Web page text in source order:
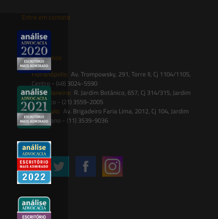
Entre em contato
contato@saesadvogados.com.br
Onde estamos
Florianópolis: Av. Trompowsky, 291, Torre II, Cj 1104/1105,
Centro - (48) 3024-5590
Rio de Janeiro: R. Jardim Botânico, 657, Cj 314/315, Jardim
Botânico - (21) 3559-2005
São Paulo: Av. Brigadeiro Faria Lima, 2012, Cj 104, Jardim
Paulistano - (11) 3539-9036
Siga-nos